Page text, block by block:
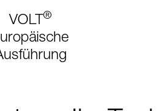
VOLT ®